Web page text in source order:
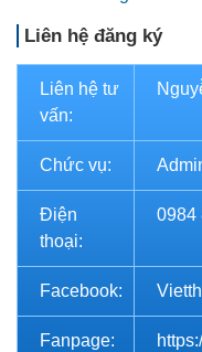
Liên hệ đăng ký
Liên hệ tư
vấn:
Chức vụ:
Điện
thoại:
0984
Facebook:
Fanpage: